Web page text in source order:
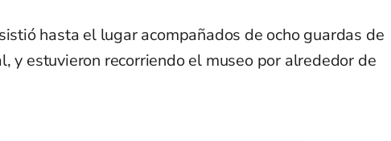
hasta el lugar acompañados de ocho guardas de
y estuvieron recorriendo el museo por alrededor de